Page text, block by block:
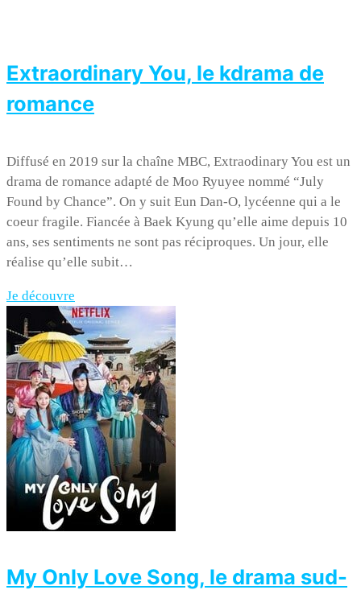
Extraordinary You, le kdrama de
romance
Diffusé en 2019 sur la chaîne MBC, Extraodinary You est un
drama de romance adapté de Moo Ryuyee nommé “July
Found by Chance”. On y suit Eun Dan-O, lycéenne qui a le
coeur fragile. Fiancée à Baek Kyung qu’elle aime depuis 10
ans, ses sentiments ne sont pas réciproques. Un jour, elle
réalise qu’elle subit…
Je découvre
My Only Love Song, le drama sud-